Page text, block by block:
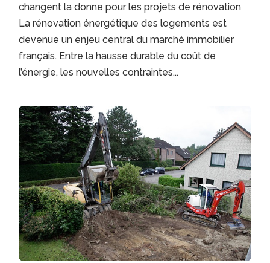
changent la donne pour les projets de rénovation
La rénovation énergétique des logements est
devenue un enjeu central du marché immobilier
français. Entre la hausse durable du coût de
l’énergie, les nouvelles contraintes...